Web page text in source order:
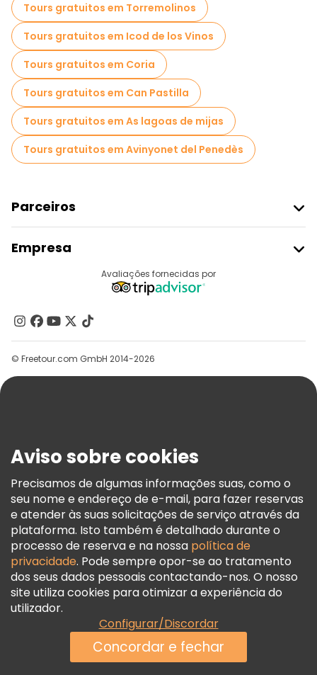
Tours gratuitos em Torremolinos
Tours gratuitos em Icod de los Vinos
Tours gratuitos em Coria
Tours gratuitos em Can Pastilla
Tours gratuitos em As lagoas de mijas
Tours gratuitos em Avinyonet del Penedès
Parceiros
Registo Do Fornecedor
Programa De Afiliados
Empresa
Contacte-Nos
Grupos
Ajuda
Termos E Informações Legais
Política De Cookies
Freetour Prémios
Programa De Fidelidade
Avaliações fornecidas por
© Freetour.com GmbH 2014-2026
Aviso sobre cookies
Precisamos de algumas informações suas, como o
seu nome e endereço de e-mail, para fazer reservas
e atender às suas solicitações de serviço através da
plataforma. Isto também é detalhado durante o
processo de reserva e na nossa política de
privacidade. Pode sempre opor-se ao tratamento
dos seus dados pessoais contactando-nos. O nosso
site utiliza cookies para otimizar a experiência do
utilizador.
Configurar/Discordar
Concordar e fechar